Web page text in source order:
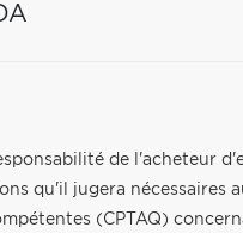
de l'acheteur
qu'il jugera nécessaires
(CPTAQ)